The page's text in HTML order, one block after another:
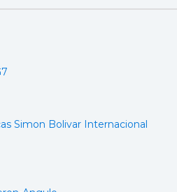
Simon Bolivar Internacional